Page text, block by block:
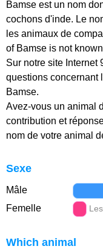
Bamse est un nom
cochons d'inde. Le
les animaux de
of Bamse is not
Sur notre site Internet
questions concernant
Bamse.
Avez-vous un animal
contribution et
nom de votre animal
Sexe
Mâle
Femelle
Which animal